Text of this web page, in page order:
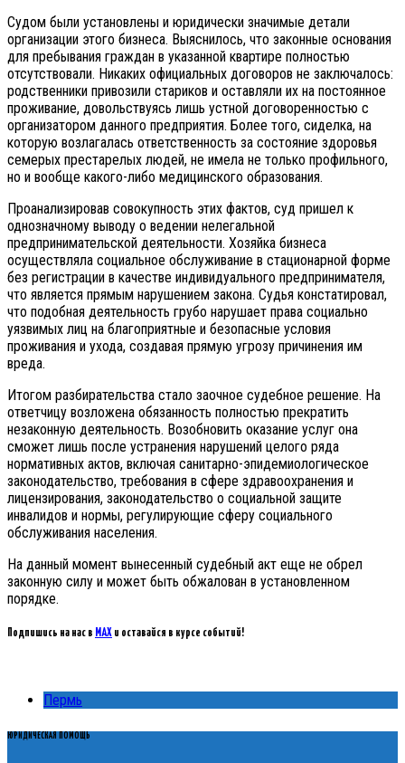
Судом были установлены и юридически значимые детали
организации этого бизнеса. Выяснилось, что законные основания
для пребывания граждан в указанной квартире полностью
отсутствовали. Никаких официальных договоров не заключалось:
родственники привозили стариков и оставляли их на постоянное
проживание, довольствуясь лишь устной договоренностью с
организатором данного предприятия. Более того, сиделка, на
которую возлагалась ответственность за состояние здоровья
семерых престарелых людей, не имела не только профильного,
но и вообще какого-либо медицинского образования.
Проанализировав совокупность этих фактов, суд пришел к
однозначному выводу о ведении нелегальной
предпринимательской деятельности. Хозяйка бизнеса
осуществляла социальное обслуживание в стационарной форме
без регистрации в качестве индивидуального предпринимателя,
что является прямым нарушением закона. Судья констатировал,
что подобная деятельность грубо нарушает права социально
уязвимых лиц на благоприятные и безопасные условия
проживания и ухода, создавая прямую угрозу причинения им
вреда.
Итогом разбирательства стало заочное судебное решение. На
ответчицу возложена обязанность полностью прекратить
незаконную деятельность. Возобновить оказание услуг она
сможет лишь после устранения нарушений целого ряда
нормативных актов, включая санитарно-эпидемиологическое
законодательство, требования в сфере здравоохранения и
лицензирования, законодательство о социальной защите
инвалидов и нормы, регулирующие сферу социального
обслуживания населения.
На данный момент вынесенный судебный акт еще не обрел
законную силу и может быть обжалован в установленном
порядке.
Подпишись на нас в MAX и оставайся в курсе событий!
Пермь
ЮРИДИЧЕСКАЯ ПОМОЩЬ